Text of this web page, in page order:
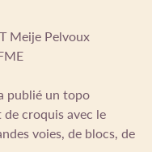
Meije Pelvoux
publié un topo
croquis avec le
voies, de blocs, de